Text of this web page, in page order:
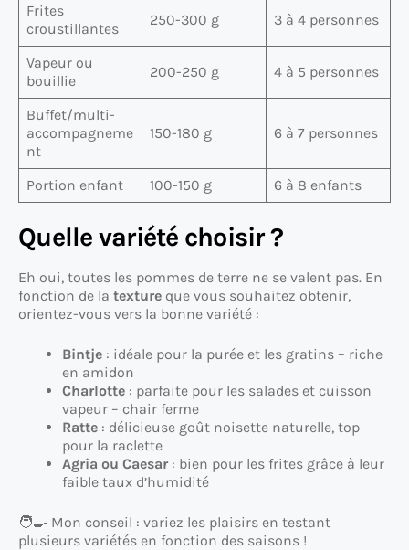
Frites
croustillantes
250-300 g 3 à 4 personnes
Vapeur ou
bouillie
200-250 g 4 à 5 personnes
Buffet/multi-
accompagneme
nt
150-180 g 6 à 7 personnes
Portion enfant 100-150 g 6 à 8 enfants
Quelle variété choisir ?
Eh oui, toutes les pommes de terre ne se valent pas. En
fonction de la texture que vous souhaitez obtenir,
orientez-vous vers la bonne variété :
Bintje : idéale pour la purée et les gratins – riche
en amidon
Charlotte : parfaite pour les salades et cuisson
vapeur – chair ferme
Ratte : délicieuse goût noisette naturelle, top
pour la raclette
Agria ou Caesar : bien pour les frites grâce à leur
faible taux d’humidité
🧑‍🍳 Mon conseil : variez les plaisirs en testant
plusieurs variétés en fonction des saisons !